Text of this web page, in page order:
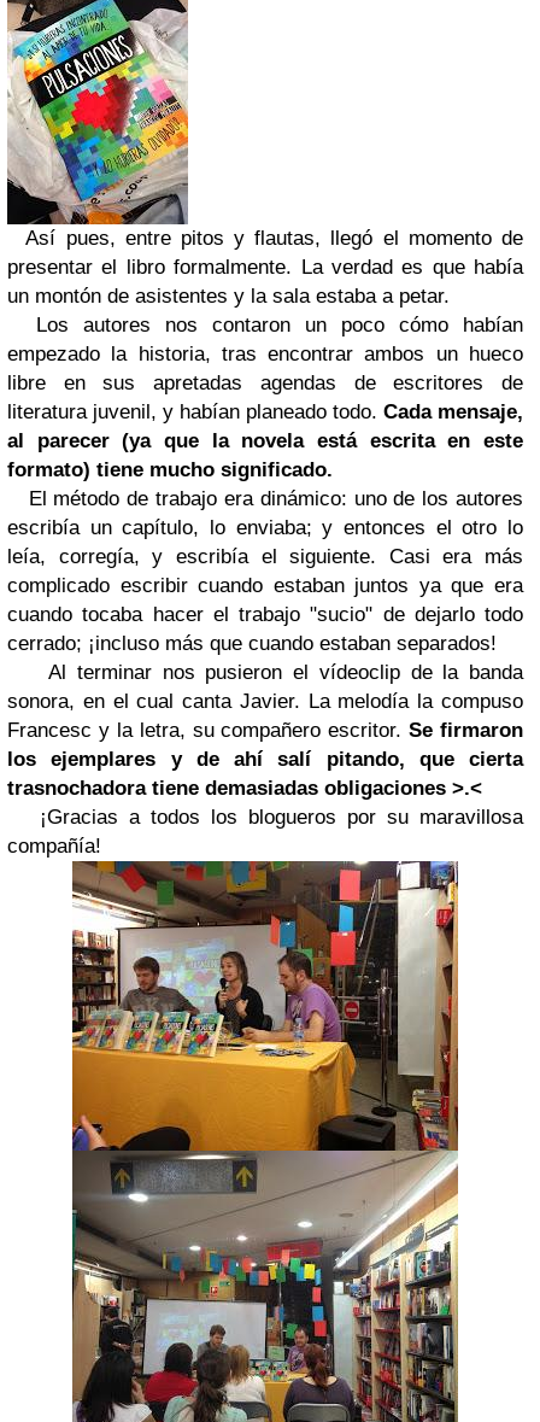
Así pues, entre pitos y flautas, llegó el momento de
presentar el libro formalmente. La verdad es que había
un montón de asistentes y la sala estaba a petar.
Los autores nos contaron un poco cómo habían
empezado la historia, tras encontrar ambos un hueco
libre en sus apretadas agendas de escritores de
literatura juvenil, y habían planeado todo. Cada mensaje,
al parecer (ya que la novela está escrita en este
formato) tiene mucho significado.
El método de trabajo era dinámico: uno de los autores
escribía un capítulo, lo enviaba; y entonces el otro lo
leía, corregía, y escribía el siguiente. Casi era más
complicado escribir cuando estaban juntos ya que era
cuando tocaba hacer el trabajo "sucio" de dejarlo todo
cerrado; ¡incluso más que cuando estaban separados!
Al terminar nos pusieron el vídeoclip de la banda
sonora, en el cual canta Javier. La melodía la compuso
Francesc y la letra, su compañero escritor.Se firmaron
los ejemplares y de ahí salí pitando, que cierta
trasnochadora tiene demasiadas obligaciones >.<
¡Gracias a todos los blogueros por su maravillosa
compañía!